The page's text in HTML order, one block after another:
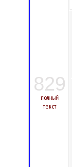
829
полный
текст